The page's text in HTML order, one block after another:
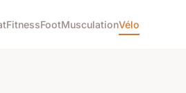
FitnessFootMusculationVélo